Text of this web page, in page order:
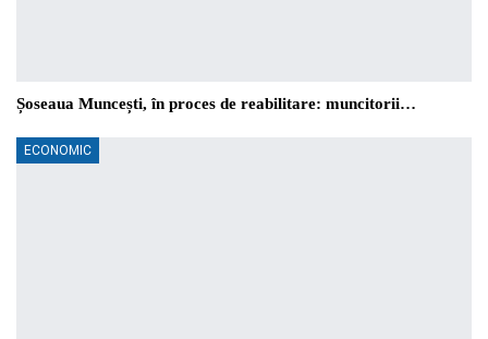
Șoseaua Muncești, în proces de reabilitare: muncitorii…
ECONOMIC